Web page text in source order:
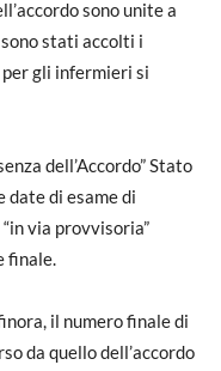
sono unite a
stati accolti i
gli infermieri si
dell’Accordo” Stato
di esame di
via provvisoria”
finale.
il numero finale di
da quello dell’accordo